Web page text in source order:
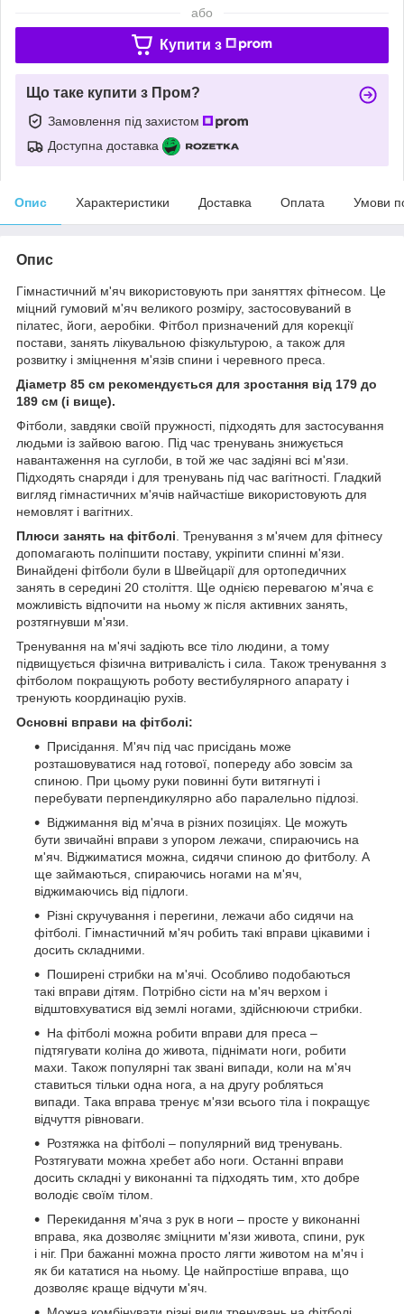
або
Купити з
Що таке купити з Пром?
Замовлення під захистом
Доступна доставка
Опис Характеристики Доставка Оплата Умови
Опис
Гімнастичний м'яч використовують при заняттях фітнесом. Це
міцний гумовий м'яч великого розміру, застосовуваний в
пілатес, йоги, аеробіки. Фітбол призначений для корекції
постави, занять лікувальною фізкультурою, а також для
розвитку і зміцнення м'язів спини і черевного преса.
Діаметр 85 см рекомендується для зростання від 179 до
189 см (і вище).
Фітболи, завдяки своїй пружності, підходять для застосування
людьми із зайвою вагою. Під час тренувань знижується
навантаження на суглоби, в той же час задіяні всі м'язи.
Підходять снаряди і для тренувань під час вагітності. Гладкий
вигляд гімнастичних м'ячів найчастіше використовують для
немовлят і вагітних.
Плюси занять на фітболі . Тренування з м'ячем для фітнесу
допомагають поліпшити поставу, укріпити спинні м'язи.
Винайдені фітболи були в Швейцарії для ортопедичних
занять в середині 20 століття. Ще однією перевагою м'яча є
можливість відпочити на ньому ж після активних занять,
розтягнувши м'язи.
Тренування на м'ячі задіють все тіло людини, а тому
підвищується фізична витривалість і сила. Також тренування з
фітболом покращують роботу вестибулярного апарату і
тренують координацію рухів.
Основні вправи на фітболі:
Присідання. М'яч під час присідань може
розташовуватися над готової, попереду або зовсім за
спиною. При цьому руки повинні бути витягнуті і
перебувати перпендикулярно або паралельно підлозі.
Віджимання від м'яча в різних позиціях. Це можуть
бути звичайні вправи з упором лежачи, спираючись на
м'яч. Віджиматися можна, сидячи спиною до фитболу. А
ще займаються, спираючись ногами на м'яч,
віджимаючись від підлоги.
Різні скручування і перегини, лежачи або сидячи на
фітболі. Гімнастичний м'яч робить такі вправи цікавими і
досить складними.
Поширені стрибки на м'ячі. Особливо подобаються
такі вправи дітям. Потрібно сісти на м'яч верхом і
відштовхуватися від землі ногами, здійснюючи стрибки.
На фітболі можна робити вправи для преса –
підтягувати коліна до живота, піднімати ноги, робити
махи. Також популярні так звані випади, коли на м'яч
ставиться тільки одна нога, а на другу робляться
випади. Така вправа тренує м'язи всього тіла і покращує
відчуття рівноваги.
Розтяжка на фітболі – популярний вид тренувань.
Розтягувати можна хребет або ноги. Останні вправи
досить складні у виконанні та підходять тим, хто добре
володіє своїм тілом.
Перекидання м'яча з рук в ноги – просте у виконанні
вправа, яка дозволяє зміцнити м'язи живота, спини, рук
і ніг. При бажанні можна просто лягти животом на м'яч і
як би кататися на ньому. Це найпростіше вправа, що
дозволяє краще відчути м'яч.